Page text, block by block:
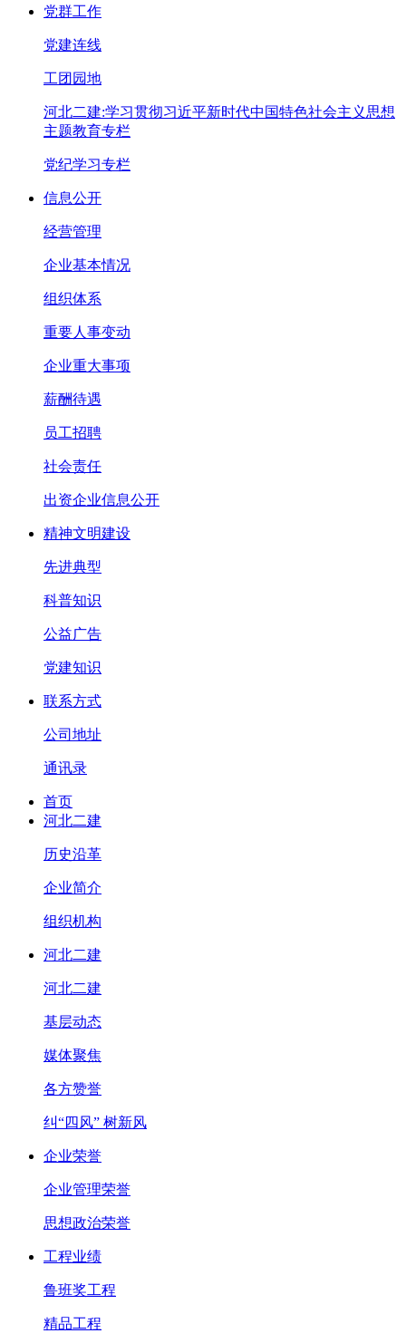
党群工作
党建连线
工团园地
河北二建:学习贯彻习近平新时代中国特色社会主义思想
主题教育专栏
党纪学习专栏
信息公开
经营管理
企业基本情况
组织体系
重要人事变动
企业重大事项
薪酬待遇
员工招聘
社会责任
出资企业信息公开
精神文明建设
先进典型
科普知识
公益广告
党建知识
联系方式
公司地址
通讯录
首页
河北二建
历史沿革
企业简介
组织机构
河北二建
河北二建
基层动态
媒体聚焦
各方赞誉
纠“四风” 树新风
企业荣誉
企业管理荣誉
思想政治荣誉
工程业绩
鲁班奖工程
精品工程